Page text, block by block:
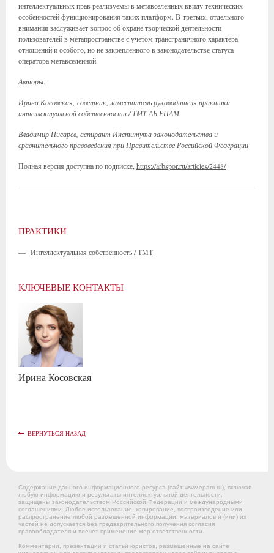
интеллектуальных прав реализуемы в метавселенных ввиду технических
особенностей функционирования таких платформ. В-третьих, отдельного
внимания заслуживает вопрос об охране творческой деятельности
пользователей в метапространстве с учетом трансграничного характера
отношений и особого, но не закрепленного в законодательстве статуса
оператора метавселенной.
Авторы:
Ирина Косовская, советник, заместитель руководителя практики
интеллектуальной собственности / ТМТ АБ ЕПАМ
Владимир Писарев, аспирант Института законодательства и
сравнительного правоведения при Правительстве Российской Федерации
Полная версия доступна по подписке, https://arbspor.ru/articles/2448/
ПРАКТИКИ
— Интеллектуальная собственность / ТМТ
КЛЮЧЕВЫЕ КОНТАКТЫ
Ирина Косовская
ВЕРНУТЬСЯ НАЗАД
Содержание данного информационного ресурса (сайт www.epam.ru), включая
любую информацию и результаты интеллектуальной деятельности,
защищены законодательством Российской Федерации и международными
соглашениями. Любое использование, копирование, воспроизведение или
распространение любой размещенной информации, материалов и (или) их
частей не допускается без предварительного получения согласия
правообладателя и влечет применение мер ответственности.
Комментарии, презентации и статьи юристов, размещенные на сайте